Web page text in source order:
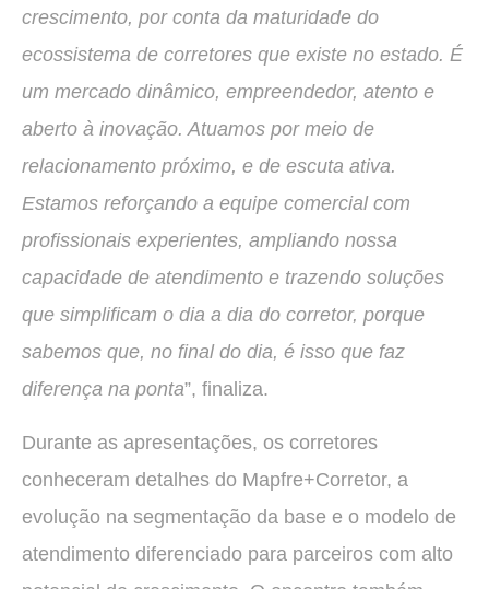
crescimento, por conta da maturidade do
ecossistema de corretores que existe no estado. É
um mercado dinâmico, empreendedor, atento e
aberto à inovação. Atuamos por meio de
relacionamento próximo, e de escuta ativa.
Estamos reforçando a equipe comercial com
profissionais experientes, ampliando nossa
capacidade de atendimento e trazendo soluções
que simplificam o dia a dia do corretor, porque
sabemos que, no final do dia, é isso que faz
diferença na ponta”, finaliza.
Durante as apresentações, os corretores
conheceram detalhes do Mapfre+Corretor, a
evolução na segmentação da base e o modelo de
atendimento diferenciado para parceiros com alto